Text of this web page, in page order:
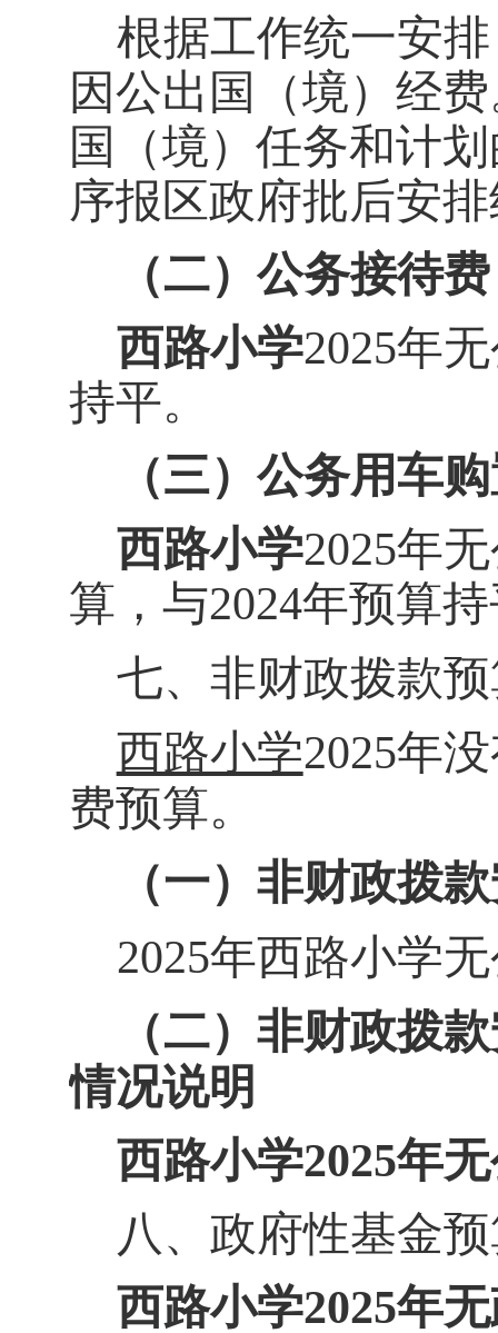
根据工作统一安
因公出国（境）经
国（境）任务和计
序报 区政府批后安
（二）公务接待费
西路小学2025年无
持平。
（三）公务用车
西路小学2025年
算，与2024年预算
七、非财政拨款
西路小学2025年
费预算。
（一）非财政拨
2025年西路小学
（二）非财政拨
情况说明
西路小学2025年
八 、政府性基金
西路小学2025年